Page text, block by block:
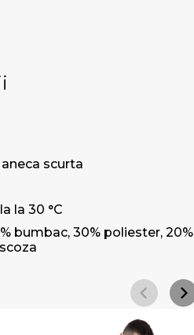
scurta
la 30 °C
bumbac, 30% poliester, 20%